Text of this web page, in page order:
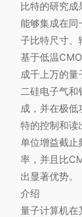
比特的研究
能够集成在同
子比特尺寸、
基于低温
成千上万的
二硅电子气
成，并在极
特的控制和读
单位增益截
率，并且比
出显著优势。
介绍
量子计算机在